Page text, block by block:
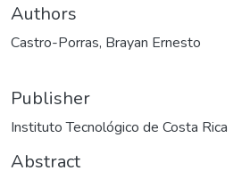
Authors
Castro-Porras, Brayan Ernesto
Publisher
Instituto Tecnológico de Costa Rica
Abstract